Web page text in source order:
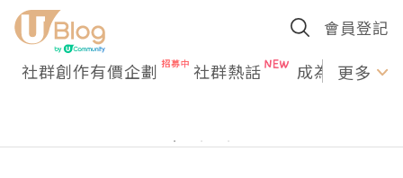
會員登記
社群創作有價企劃 社群熱話 成為U更多